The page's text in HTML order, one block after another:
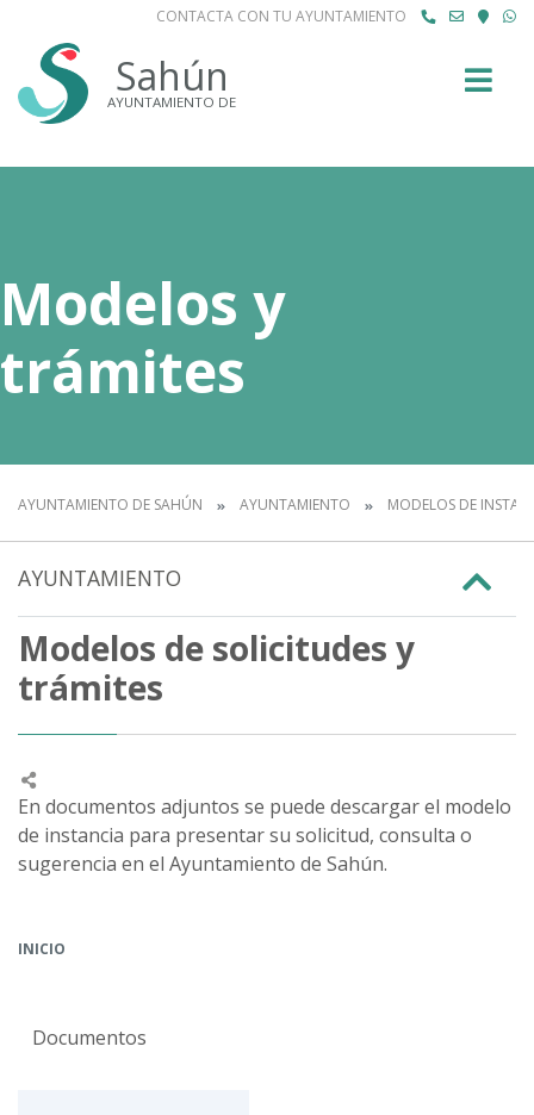
CONTACTA CON TU AYUNTAMIENTO
Sahún
AYUNTAMIENTO DE
Modelos y
trámites
AYUNTAMIENTO DE SAHÚN AYUNTAMIENTO MODELOS DE
AYUNTAMIENTO
Modelos de solicitudes y
trámites
En documentos adjuntos se puede descargar el modelo
de instancia para presentar su solicitud, consulta o
sugerencia en el Ayuntamiento de Sahún.
INICIO
Documentos